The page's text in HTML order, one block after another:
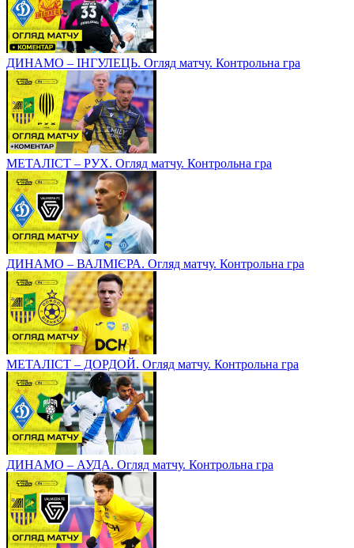
ДИНАМО – ІНГУЛЕЦЬ. Огляд матчу. Контрольна гра
МЕТАЛІСТ – РУХ. Огляд матчу. Контрольна гра
ДИНАМО – ВАЛМІЄРА. Огляд матчу. Контрольна гра
МЕТАЛІСТ – ДОРДОЙ. Огляд матчу. Контрольна гра
ДИНАМО – АУДА. Огляд матчу. Контрольна гра